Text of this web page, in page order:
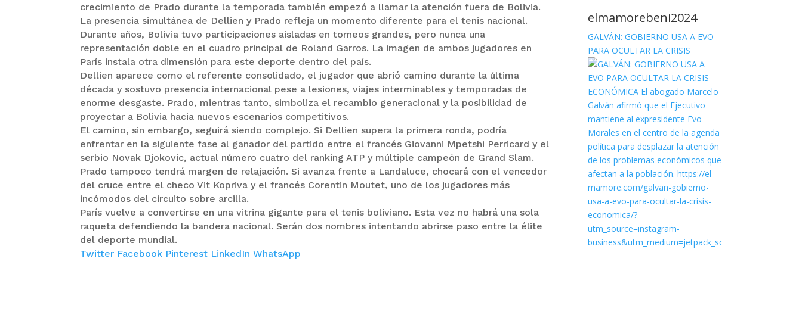
crecimiento de Prado durante la temporada también empezó a llamar la atención fuera de Bolivia.
La presencia simultánea de Dellien y Prado refleja un momento diferente para el tenis nacional.
Durante años, Bolivia tuvo participaciones aisladas en torneos grandes, pero nunca una
representación doble en el cuadro principal de Roland Garros. La imagen de ambos jugadores en
París instala otra dimensión para este deporte dentro del país.
Dellien aparece como el referente consolidado, el jugador que abrió camino durante la última
década y sostuvo presencia internacional pese a lesiones, viajes interminables y temporadas de
enorme desgaste. Prado, mientras tanto, simboliza el recambio generacional y la posibilidad de
proyectar a Bolivia hacia nuevos escenarios competitivos.
El camino, sin embargo, seguirá siendo complejo. Si Dellien supera la primera ronda, podría
enfrentar en la siguiente fase al ganador del partido entre el francés Giovanni Mpetshi Perricard y el
serbio Novak Djokovic, actual número cuatro del ranking ATP y múltiple campeón de Grand Slam.
Prado tampoco tendrá margen de relajación. Si avanza frente a Landaluce, chocará con el vencedor
del cruce entre el checo Vit Kopriva y el francés Corentin Moutet, uno de los jugadores más
incómodos del circuito sobre arcilla.
París vuelve a convertirse en una vitrina gigante para el tenis boliviano. Esta vez no habrá una sola
raqueta defendiendo la bandera nacional. Serán dos nombres intentando abrirse paso entre la élite
del deporte mundial.
Twitter Facebook Pinterest LinkedInWhatsApp
elmamorebeni2024
GALVÁN: GOBIERNO USA A EVO
PARA OCULTAR LA CRISIS